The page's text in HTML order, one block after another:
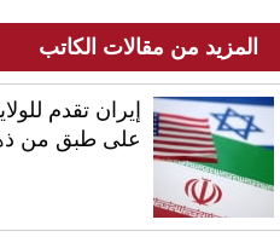
المزيد من مقالات الكاتب
إيران تقدم
على طبق من